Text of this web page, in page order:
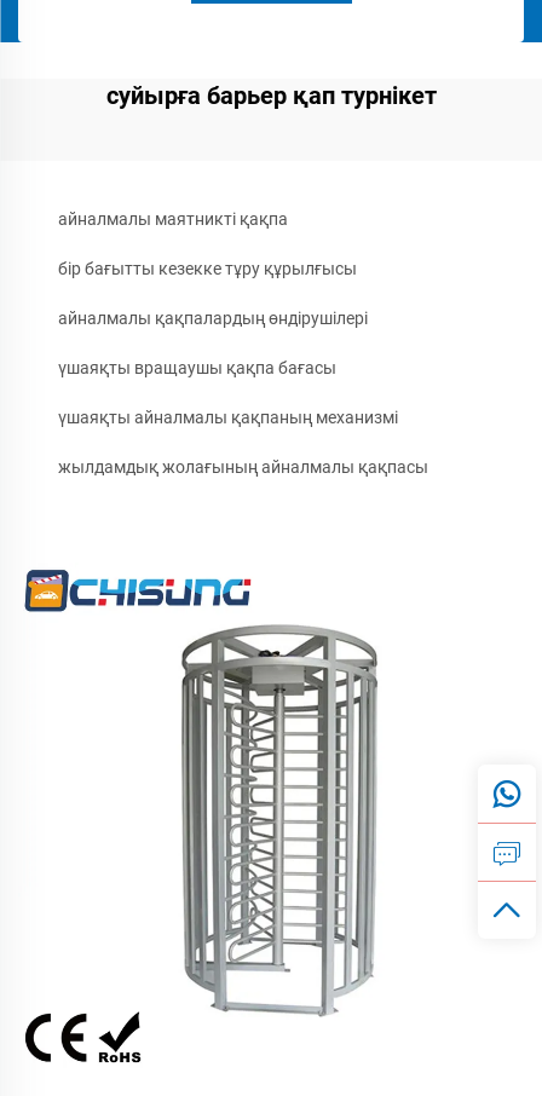
суйырға барьер қап турнікет
айналмалы маятникті қақпа
бір бағытты кезекке тұру құрылғысы
айналмалы қақпалардың өндірушілері
үшаяқты вращаушы қақпа бағасы
үшаяқты айналмалы қақпаның механизмі
жылдамдық жолағының айналмалы қақпасы